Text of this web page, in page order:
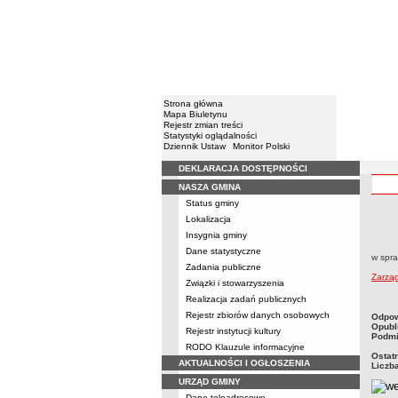
Strona główna
Mapa Biuletynu
Rejestr zmian treści
Statystyki oglądalności
Dziennik Ustaw
Monitor Polski
Menu
DEKLARACJA DOSTĘPNOŚCI
NASZA GMINA
Status gminy
Lokalizacja
Insygnia gminy
Dane statystyczne
Zadania publiczne
Związki i stowarzyszenia
Realizacja zadań publicznych
Rejestr zbiorów danych osobowych
Rejestr instytucji kultury
RODO Klauzule informacyjne
AKTUALNOŚCI I OGŁOSZENIA
URZĄD GMINY
w